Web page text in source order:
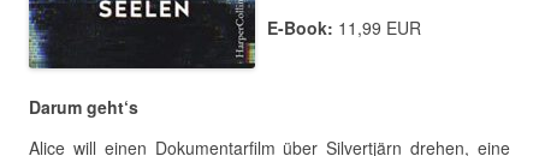
E-Book: 11,99 EUR
Darum geht‘s
Alice will einen Dokumentarfilm über Silvertjärn drehen, eine